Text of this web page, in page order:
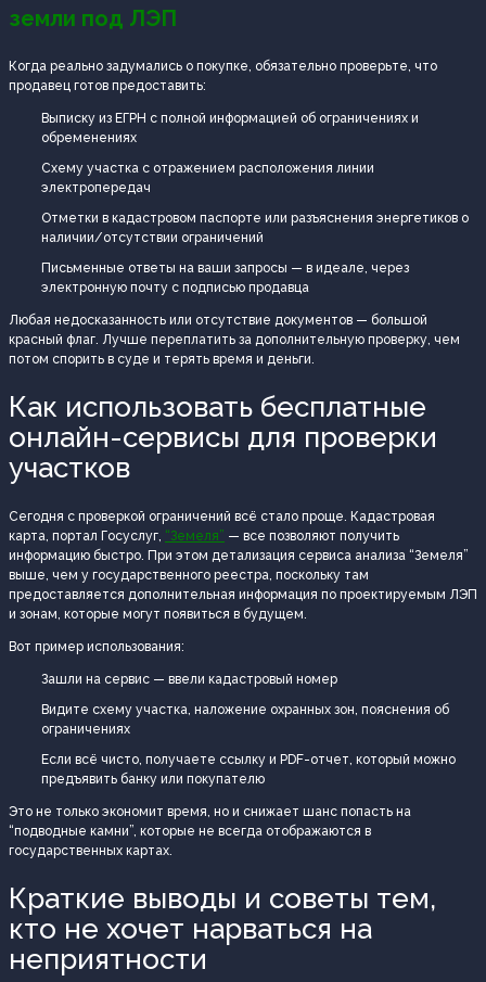
земли под ЛЭП
Когда реально задумались о покупке, обязательно проверьте, что
продавец готов предоставить:
Выписку из ЕГРН с полной информацией об ограничениях и
обременениях
Схему участка с отражением расположения линии
электропередач
Отметки в кадастровом паспорте или разъяснения энергетиков о
наличии/отсутствии ограничений
Письменные ответы на ваши запросы — в идеале, через
электронную почту с подписью продавца
Любая недосказанность или отсутствие документов — большой
красный флаг. Лучше переплатить за дополнительную проверку, чем
потом спорить в суде и терять время и деньги.
Как использовать бесплатные
онлайн-сервисы для проверки
участков
Сегодня с проверкой ограничений всё стало проще. Кадастровая
карта, портал Госуслуг, “Земеля” — все позволяют получить
информацию быстро. При этом детализация сервиса анализа “Земеля”
выше, чем у государственного реестра, поскольку там
предоставляется дополнительная информация по проектируемым ЛЭП
и зонам, которые могут появиться в будущем.
Вот пример использования:
Зашли на сервис — ввели кадастровый номер
Видите схему участка, наложение охранных зон, пояснения об
ограничениях
Если всё чисто, получаете ссылку и PDF-отчет, который можно
предъявить банку или покупателю
Это не только экономит время, но и снижает шанс попасть на
“подводные камни”, которые не всегда отображаются в
государственных картах.
Краткие выводы и советы тем,
кто не хочет нарваться на
неприятности